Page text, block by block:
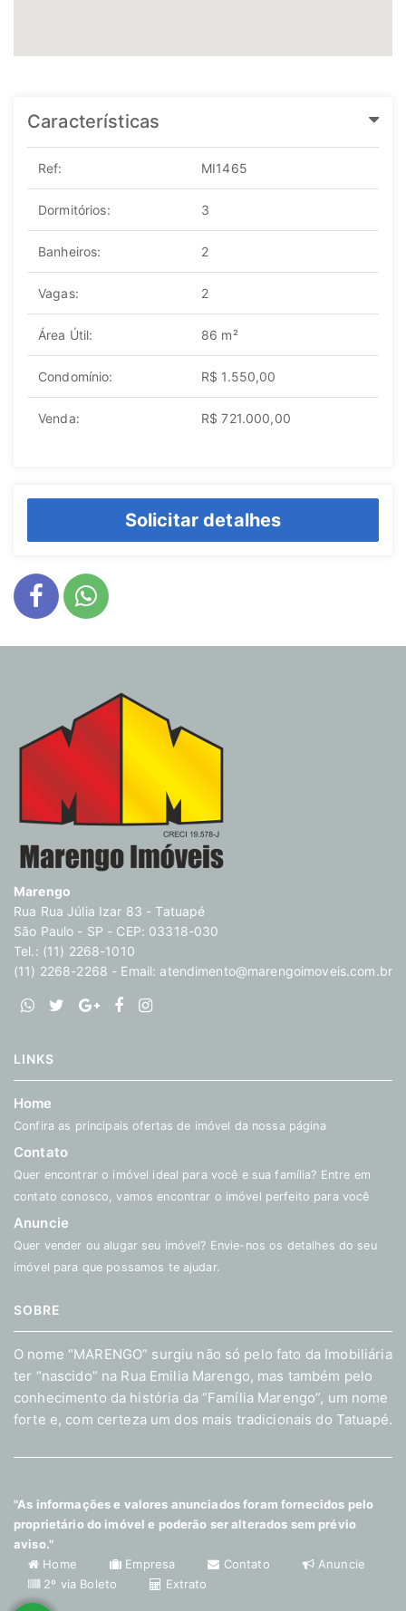
Características
Ref: MI1465
Dormitórios: 3
Banheiros: 2
Vagas: 2
Área Útil: 86 m²
Condomínio: R$ 1.550,00
Venda: R$ 721.000,00
Solicitar detalhes
Marengo
Rua Rua Júlia Izar 83 - Tatuapé
São Paulo - SP - CEP: 03318-030
Tel.: (11) 2268-1010
(11) 2268-2268 - Email: atendimento@marengoimoveis.com.br
LINKS
Home
Confira as principais ofertas de imóvel da nossa página
Contato
Quer encontrar o imóvel ideal para você e sua família? Entre em
contato conosco, vamos encontrar o imóvel perfeito para você
Anuncie
Quer vender ou alugar seu imóvel? Envie-nos os detalhes do seu
imóvel para que possamos te ajudar.
SOBRE
O nome “MARENGO” surgiu não só pelo fato da Imobiliária
ter “nascido” na Rua Emilia Marengo, mas também pelo
conhecimento da história da “Família Marengo”, um nome
forte e, com certeza um dos mais tradicionais do Tatuapé.
"As informações e valores anunciados foram fornecidos pelo
proprietário do imóvel e poderão ser alterados sem prévio
aviso."
Home
Empresa Contato
Anuncie
2º via Boleto
Extrato